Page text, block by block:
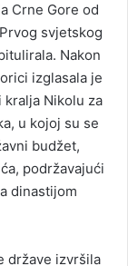
Crne Gore od
svjetskog
Nakon
izglasala je
Nikolu za
u kojoj su se
budžet,
podržavajući
dinastijom
države izvršila